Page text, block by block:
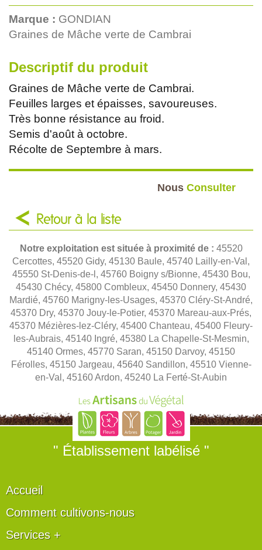
Marque : GONDIAN
Graines de Mâche verte de Cambrai
Descriptif du produit
Graines de Mâche verte de Cambrai.
Feuilles larges et épaisses, savoureuses.
Très bonne résistance au froid.
Semis d'août à octobre.
Récolte de Septembre à mars.
Nous Consulter
Retour à la liste
Notre exploitation est située à proximité de : 45520
Cercottes, 45520 Gidy, 45130 Baule, 45740 Lailly-en-Val,
45550 St-Denis-de-l, 45760 Boigny s/Bionne, 45430 Bou,
45430 Chécy, 45800 Combleux, 45450 Donnery, 45430
Mardié, 45760 Marigny-les-Usages, 45370 Cléry-St-André,
45370 Dry, 45370 Jouy-le-Potier, 45370 Mareau-aux-Prés,
45370 Mézières-lez-Cléry, 45400 Chanteau, 45400 Fleury-
les-Aubrais, 45140 Ingré, 45380 La Chapelle-St-Mesmin,
45140 Ormes, 45770 Saran, 45150 Darvoy, 45150
Férolles, 45150 Jargeau, 45640 Sandillon, 45510 Vienne-
en-Val, 45160 Ardon, 45240 La Ferté-St-Aubin
" Établissement labélisé "
Accueil
Comment cultivons-nous
Services +